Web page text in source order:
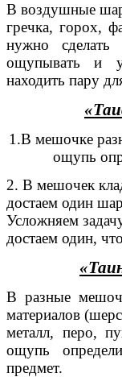
В воздушные
гречка, горох,
нужно
ощупывать и
находить пару
1.В мешочке
ощупь
2. В мешочек
достаем один
Усложняем
достаем один,
В разные
материалов
металл, перо,
ощупь
предмет.